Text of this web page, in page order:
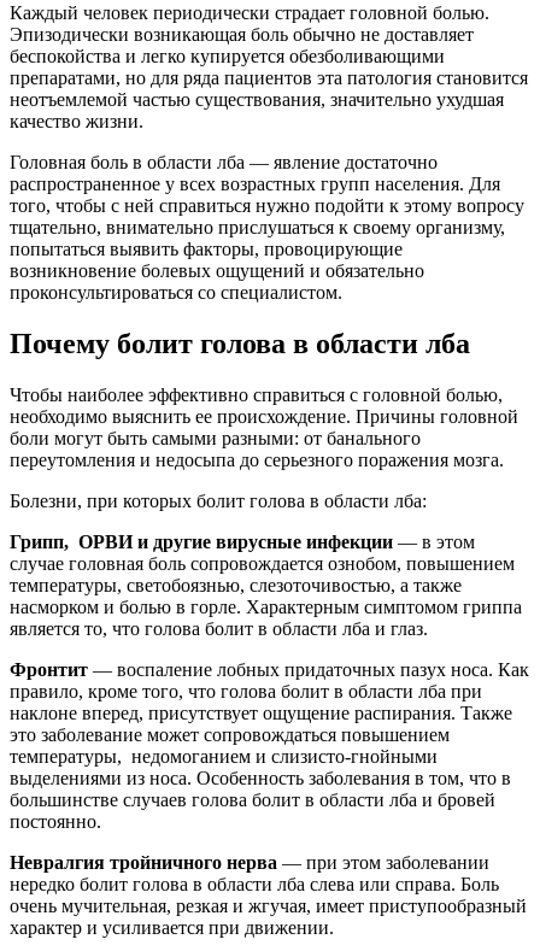
Каждый человек периодически страдает головной болью.
Эпизодически возникающая боль обычно не доставляет
беспокойства и легко купируется обезболивающими
препаратами, но для ряда пациентов эта патология становится
неотъемлемой частью существования, значительно ухудшая
качество жизни.
Головная боль в области лба — явление достаточно
распространенное у всех возрастных групп населения. Для
того, чтобы с ней справиться нужно подойти к этому вопросу
тщательно, внимательно прислушаться к своему организму,
попытаться выявить факторы, провоцирующие
возникновение болевых ощущений и обязательно
проконсультироваться со специалистом.
Почему болит голова в области лба
Чтобы наиболее эффективно справиться с головной болью,
необходимо выяснить ее происхождение. Причины головной
боли могут быть самыми разными: от банального
переутомления и недосыпа до серьезного поражения мозга.
Болезни, при которых болит голова в области лба:
Грипп, ОРВИ и другие вирусные инфекции — в этом
случае головная боль сопровождается ознобом, повышением
температуры, светобоязнью, слезоточивостью, а также
насморком и болью в горле. Характерным симптомом гриппа
является то, что голова болит в области лба и глаз.
Фронтит — воспаление лобных придаточных пазух носа. Как
правило, кроме того, что голова болит в области лба при
наклоне вперед, присутствует ощущение распирания. Также
это заболевание может сопровождаться повышением
температуры, недомоганием и слизисто-гнойными
выделениями из носа. Особенность заболевания в том, что в
большинстве случаев голова болит в области лба и бровей
постоянно.
Невралгия тройничного нерва — при этом заболевании
нередко болит голова в области лба слева или справа. Боль
очень мучительная, резкая и жгучая, имеет приступообразный
характер и усиливается при движении.